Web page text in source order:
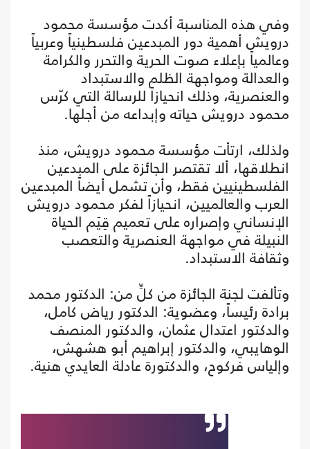
وفي هذه المناسبة أكدت مؤسسة محمود
درويش أهمية دور المبدعين فلسطينياً وعربياً
وعالمياً بإعلاء صوت الحرية والتحرر والكرامة
والعدالة ومواجهة الظلم والاستبداد
والعنصرية، وذلك انحيازاً للرسالة التي كرّس
محمود درويش حياته وإبداعه من أجلها.
ولذلك، ارتأت مؤسسة محمود درويش، منذ
انطلاقها، ألا تقتصر الجائزة على المبدعين
الفلسطينيين فقط، وأن تشمل أيضاً المبدعين
العرب والعالميين، انحيازاً لفكر محمود درويش
الإنساني وإصراره على تعميم قِيَم الحياة
النبيلة في مواجهة العنصرية والتعصب
وثقافة الاستبداد.
وتألفت لجنة الجائزة من كلٍّ من: الدكتور محمد
برادة رئيساً، وعضوية: الدكتور رياض كامل،
والدكتور اعتدال عثمان، والدكتور المنصف
الوهايبي، والدكتور إبراهيم أبو هشهش،
وإلياس فركوح، والدكتورة عادلة العايدي هنية.